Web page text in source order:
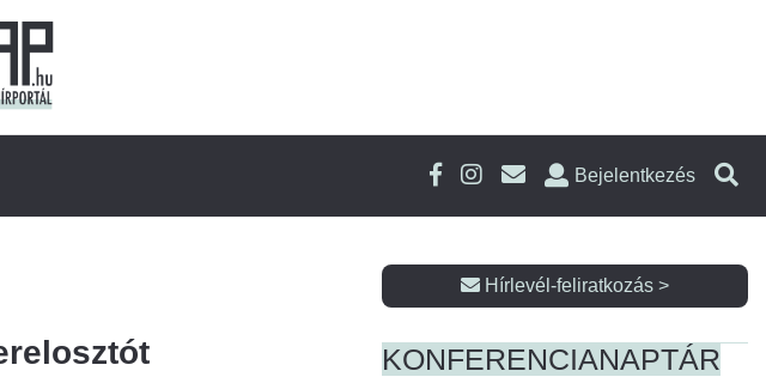
Bejelentkezés
Hírlevél-feliratkozás >
KONFERENCIANAPTÁR